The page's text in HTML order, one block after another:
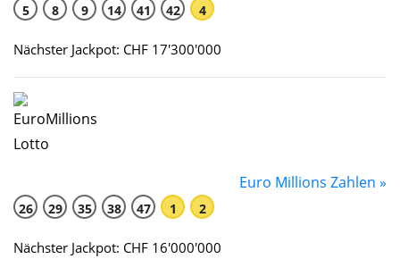
5 8 9 14 41 42 4
Nächster Jackpot: CHF 17'300'000
Euro Millions Zahlen »
26 29 35 38 47 1 2
Nächster Jackpot: CHF 16'000'000